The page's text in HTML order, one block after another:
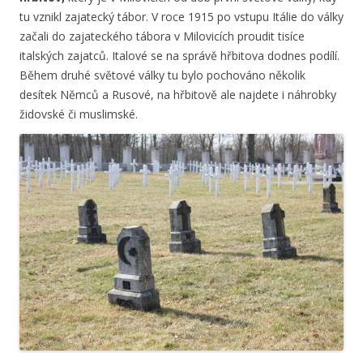
tu vznikl zajatecký tábor. V roce 1915 po vstupu Itálie do války
začali do zajateckého tábora v Milovicích proudit tisíce
italských zajatců. Italové se na správě hřbitova dodnes podílí.
Během druhé světové války tu bylo pochováno několik
desítek Němců a Rusové, na hřbitově ale najdete i náhrobky
židovské či muslimské.